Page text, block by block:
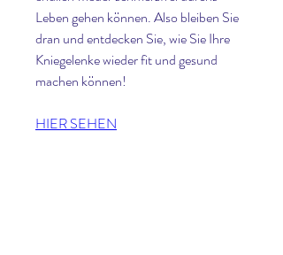
Leben gehen können. Also bleiben Sie
dran und entdecken Sie, wie Sie Ihre
Kniegelenke wieder fit und gesund
machen können!
HIER SEHEN